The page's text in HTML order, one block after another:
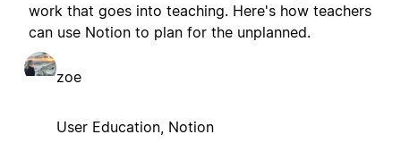
work that goes into teaching. Here's how teachers
can use Notion to plan for the unplanned.
zoe
User Education, Notion